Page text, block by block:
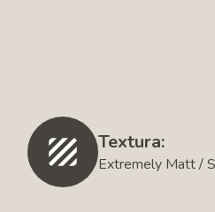
Textura:
Extremely Matt /